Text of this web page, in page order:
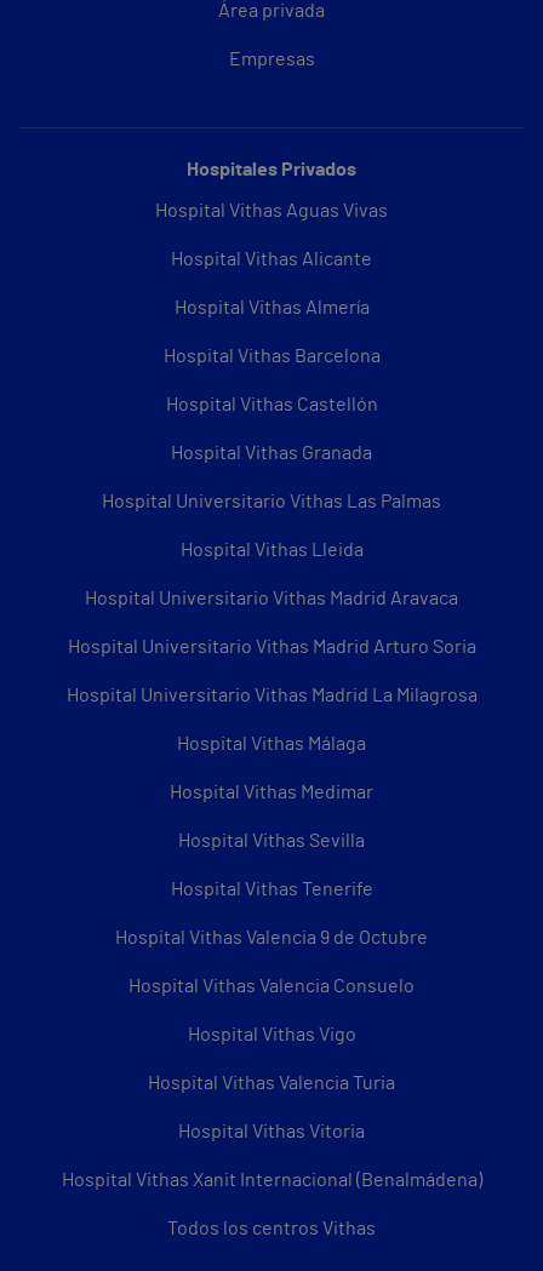
Área privada
Empresas
Hospitales Privados
Hospital Vithas Aguas Vivas
Hospital Vithas Alicante
Hospital Vithas Almería
Hospital Vithas Barcelona
Hospital Vithas Castellón
Hospital Vithas Granada
Hospital Universitario Vithas Las Palmas
Hospital Vithas Lleida
Hospital Universitario Vithas Madrid Aravaca
Hospital Universitario Vithas Madrid Arturo Soria
Hospital Universitario Vithas Madrid La Milagrosa
Hospital Vithas Málaga
Hospital Vithas Medimar
Hospital Vithas Sevilla
Hospital Vithas Tenerife
Hospital Vithas Valencia 9 de Octubre
Hospital Vithas Valencia Consuelo
Hospital Vithas Vigo
Hospital Vithas Valencia Turia
Hospital Vithas Vitoria
Hospital Vithas Xanit Internacional (Benalmádena)
Todos los centros Vithas